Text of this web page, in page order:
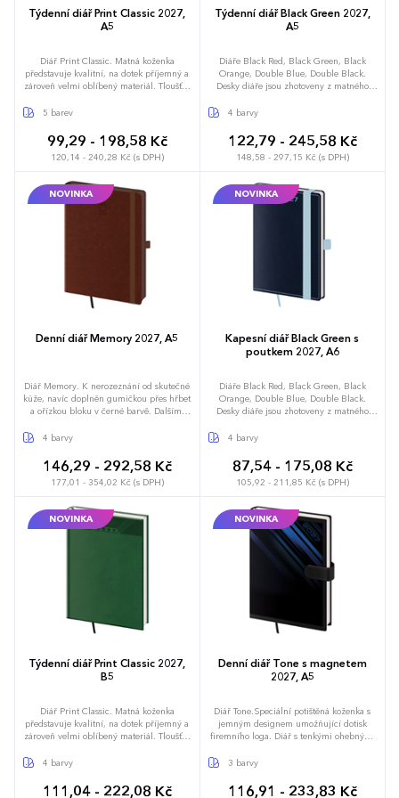
Týdenní diář Print Classic 2027,
A5
Diář Print Classic. Matná koženka
představuje kvalitní, na dotek příjemný a
zároveň velmi oblíbený materiál. Tloušťka
perfektních výsledků při sleporažbě bez
plánovač dovolené (měsíční přehled),
plánovací kalendář, telefonní předvolby,
státní svátky České a Slovenské republiky,
layout, adresář, mapa Evropy a České a
Slovenské republiky
5 barev
99,29 - 198,58 Kč
120,14 - 240,28 Kč (s DPH)
Týdenní diář Black Green 2027,
A5
Diáře Black Red, Black Green, Black
Orange, Double Blue, Double Black.
Desky diáře jsou zhotoveny z matného
který je bez struktury a tím neruší vzhled
gumičku pro uzavření a poutko na
propisku, kompletní design doplňuje
obšití desek nití. Diář obsahuje: osobní
přehled), plánovací kalendář, telefonní
předvolby, státní svátky České a Slovenské
4 barvy
122,79 - 245,58 Kč
148,58 - 297,15 Kč (s DPH)
NOVINKA
Denní diář Memory 2027, A5
Diář Memory. K nerozeznání od skutečné
kůže, navíc doplněn gumičkou přes hřbet
a ořízkou bloku v černé barvě. Dalšími
straně zadních desek a poutko na tužku.
dovolené (měsíční přehled), plánovací
kalendář, telefonní předvolby, státní svátky
České a Slovenské republiky, mezinárodní
adresář, mapa Evropy a České a Slovenské
republiky
4 barvy
146,29 - 292,58 Kč
177,01 - 354,02 Kč (s DPH)
NOVINKA
Kapesní diář Black Green s
poutkem 2027, A6
Diáře Black Red, Black Green, Black
Orange, Double Blue, Double Black.
Desky diáře jsou zhotoveny z matného
který je bez struktury a tím neruší vzhled
gumičku pro uzavření a poutko na
propisku, kompletní design doplňuje
obšití desek nití. Diář obsahuje: osobní
přehled), plánovací kalendář, mezinárodní
svátky, roční výhled, týdenní layout,
adresář
4 barvy
87,54 - 175,08 Kč
105,92 - 211,85 Kč (s DPH)
NOVINKA
Týdenní diář Print Classic 2027,
B5
Diář Print Classic. Matná koženka
představuje kvalitní, na dotek příjemný a
zároveň velmi oblíbený materiál. Tloušťka
perfektních výsledků při sleporažbě bez
plánovač dovolené (měsíční přehled),
4 barvy
111,04 - 222,08 Kč
NOVINKA
Denní diář Tone s magnetem
2027, A5
Diář Tone.Speciální potištěná koženka s
jemným designem umožňující dotisk
firemního loga. Diář s tenkými ohebnými
užitečná je i kapsička na zadní straně
technologií tamponového tisku.Diář
3 barvy
116,91 - 233,83 Kč